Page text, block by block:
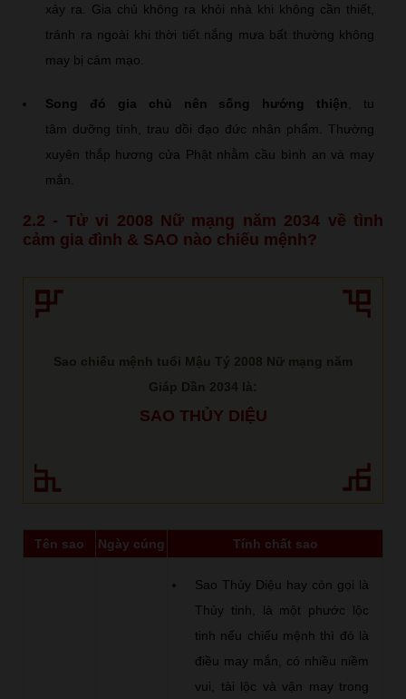
xảy ra. Gia chủ không ra khỏi nhà khi không cần thiết,
tránh ra ngoài khi thời tiết nắng mưa bất thường không
may bị cảm mạo.
Song đó gia chủ nên sống hướng thiện
, tu
tâm dưỡng tính, trau dồi đạo đức nhân phẩm. Thường
xuyên thắp hương cửa Phật nhằm cầu bình an và may
mắn.
2.2 - Tử vi 2008 Nữ mạng năm 2034 về tình
cảm gia đình & SAO nào chiếu mệnh?
Sao chiếu mệnh tuổi Mậu Tý 2008 Nữ mạng năm
Giáp Dần 2034 là:
SAO THỦY DIỆU
Tên sao Ngày cúng Tính chất sao
Sao Thủy Diệu hay còn gọi là
Thủy tinh, là một phước lộc
tinh nếu chiếu mệnh thì đó là
điều may mắn, có nhiều niềm
vui, tài lộc và vận may trong